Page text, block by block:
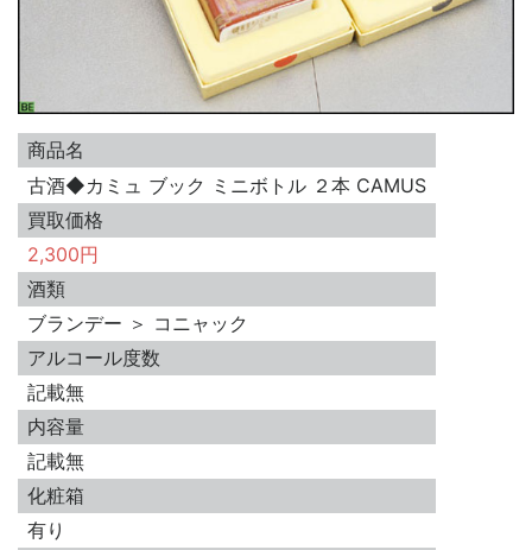
商品名
古酒◆カミュ ブック ミニボトル ２本 CAMUS
買取価格
2,300円
酒類
ブランデー ＞ コニャック
アルコール度数
記載無
内容量
記載無
化粧箱
有り